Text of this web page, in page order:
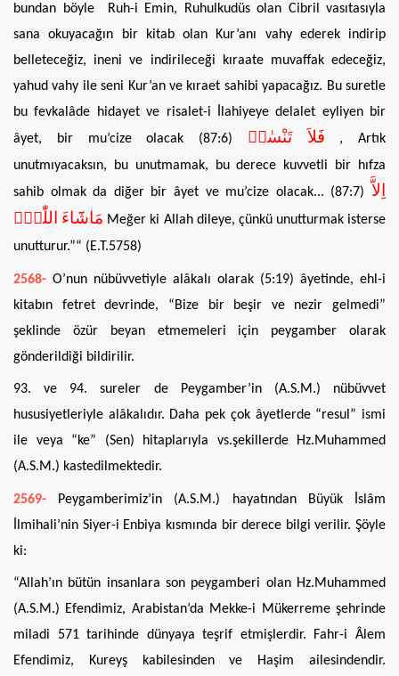
bundan böyle Ruh-i Emin, Ruhulkudüs olan Cibril vasıtasıyla
sana okuyacağın bir kitab olan Kur’anı vahy ederek indirip
belleteceğiz, ineni ve indirileceği kıraate muvaffak edeceğiz,
yahud vahy ile seni Kur’an ve kıraet sahibi yapacağız. Bu suretle
bu fevkalâde hidayet ve risalet-i İlahiyeye delalet eyliyen bir
âyet, bir mu’cize olacak (87:6)
فَلاَ تَنْسٰىۙ
, Artık
unutmıyacaksın, bu unutmamak, bu derece kuvvetli bir hıfza
sahib olmak da diğer bir âyet ve mu’cize olacak... (87:7) اِلاَّ
مَاشَٓاءَ اللّٰهُۜ Meğer ki Allah dileye, çünkü unutturmak isterse
unutturur.”“ (E.T.5758)
2568- O’nun nübüvvetiyle alâkalı olarak (5:19) âyetinde, ehl-i
kitabın fetret devrinde, “Bize bir beşir ve nezir gelmedi”
şeklinde özür beyan etmemeleri için peygamber olarak
gönderildiği bildirilir.
93. ve 94. sureler de Peygamber’in (A.S.M.) nübüvvet
hususiyetleriyle alâkalıdır. Daha pek çok âyetlerde “resul” ismi
ile veya “ke” (Sen) hitaplarıyla vs.şekillerde Hz.Muhammed
(A.S.M.) kastedilmektedir.
2569-
Peygamberimiz’in (A.S.M.) hayatından Büyük İslâm
İlmihali’nin Siyer-i Enbiya kısmında bir derece bilgi verilir. Şöyle
ki:
“Allah’ın bütün insanlara son peygamberi olan Hz.Muhammed
(A.S.M.) Efendimiz, Arabistan’da Mekke-i Mükerreme şehrinde
miladi 571 tarihinde dünyaya teşrif etmişlerdir. Fahr-i Âlem
Efendimiz, Kureyş kabilesinden ve Haşim ailesindendir.